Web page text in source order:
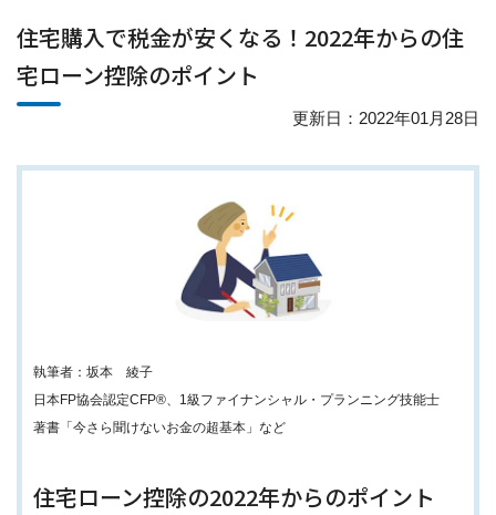
住宅購入で税金が安くなる！2022年からの住
宅ローン控除のポイント
更新日：2022年01月28日
執筆者：坂本 綾子
日本FP協会認定CFP®、1級ファイナンシャル・プランニング技能士
著書「今さら聞けないお金の超基本」など
住宅ローン控除の2022年からのポイント